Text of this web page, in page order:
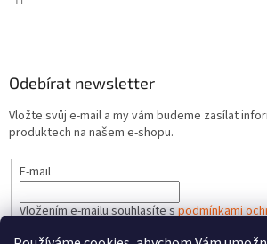
Odebírat newsletter
Vložte svůj e-mail a my vám budeme zasílat
produktech na našem e-shopu.
E-mail
Vložením e-mailu souhlasíte spodmínkami